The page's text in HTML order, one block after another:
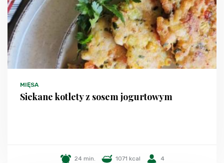
MIĘSA
Siekane kotlety z sosem jogurtowym
24 min. 1071 kcal 4